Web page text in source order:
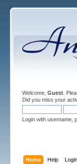
Welcome, Guest.
Did you miss your
Login with username,
Home Help Login